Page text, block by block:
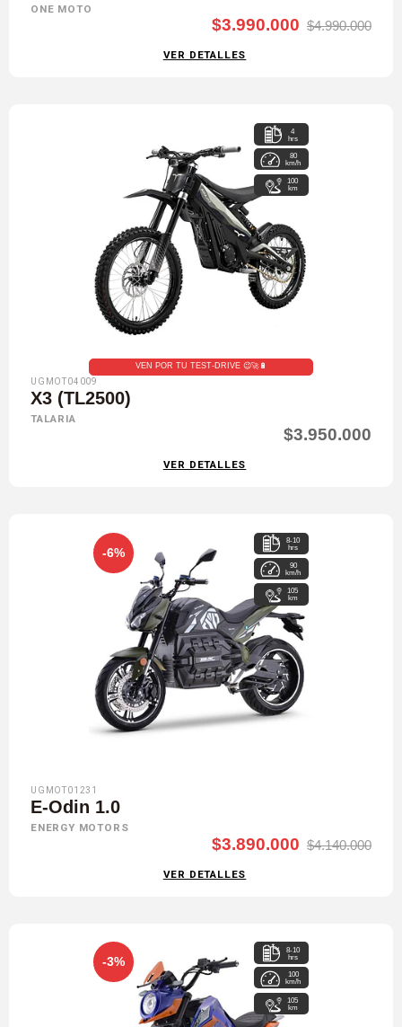
ONE MOTO
$3.990.000 $4.990.000
VER DETALLES
4
hrs
80
km/h
100
km
VEN POR TU TEST-DRIVE 😉🚀🔋
UGMOT04009
X3 (TL2500)
TALARIA
$3.950.000
VER DETALLES
-6%
8-10
hrs
90
km/h
105
km
UGMOT01231
E-Odin 1.0
ENERGY MOTORS
$3.890.000 $4.140.000
VER DETALLES
-3%
8-10
hrs
100
km/h
105
km